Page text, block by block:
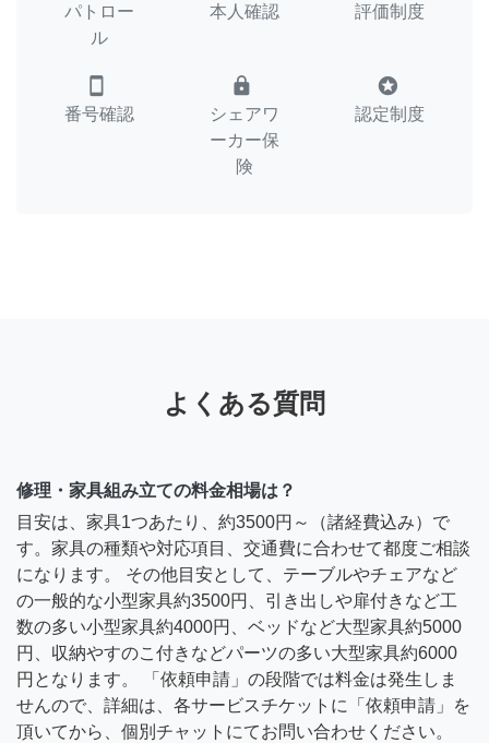
パトロー
ル
本人確認 評価制度
smartphone
番号確認
lock
シェアワ
ーカー保
険
stars
認定制度
よくある質問
修理・家具組み立ての料金相場は？
目安は、家具1つあたり、約3500円～（諸経費込み）で
す。家具の種類や対応項目、交通費に合わせて都度ご相談
になります。 その他目安として、テーブルやチェアなど
の一般的な小型家具約3500円、引き出しや扉付きなど工
数の多い小型家具約4000円、ベッドなど大型家具約5000
円、収納やすのこ付きなどパーツの多い大型家具約6000
円となります。 「依頼申請」の段階では料金は発生しま
せんので、詳細は、各サービスチケットに「依頼申請」を
頂いてから、個別チャットにてお問い合わせください。